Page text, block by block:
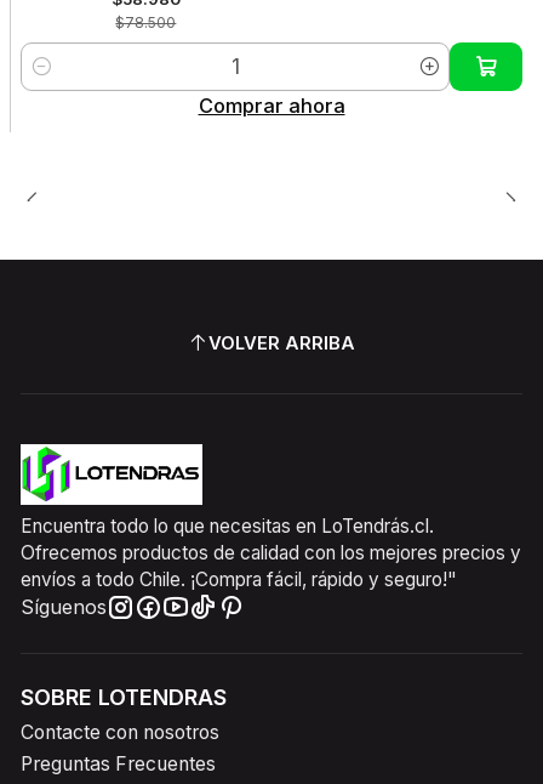
$78.500
Cantidad
Comprar ahora
VOLVER ARRIBA
Encuentra todo lo que necesitas en LoTendrás.cl.
Ofrecemos productos de calidad con los mejores precios y
envíos a todo Chile. ¡Compra fácil, rápido y seguro!"
Síguenos
SOBRE LOTENDRAS
Contacte con nosotros
Preguntas Frecuentes